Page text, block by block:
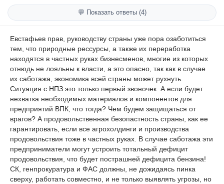
💬 Показать ответы (4)
Евстафьев прав, руководству страны уже пора озаботиться
тем, что природные рессурсы, а также их переработка
находятся в частных руках бизнесменов, многие из которых
отнюдь не лояльны к власти, а это опасно, так как в случае
их саботажа, экономика всей страны может рухнуть.
Ситуация с НПЗ это только первый звоночек. А если будет
нехватка необходимых материалов и компонентов для
предприятий ВПК, что тогда? Чем будем защищаться от
врагов? А продовольственная безопастность страны, как ее
гарантировать, если все агрохолдинги и производства
продовольствия тоже в частных руках. В случае саботажа эти
предприниматели могут устроить тотальный дефицит
продовольствия, что будет пострашней дефицита бензина!
СК, генпрокуратура и ФАС должны, не дожидаясь пинка
сверху, работать совместно, и не только выявлять угрозы, но